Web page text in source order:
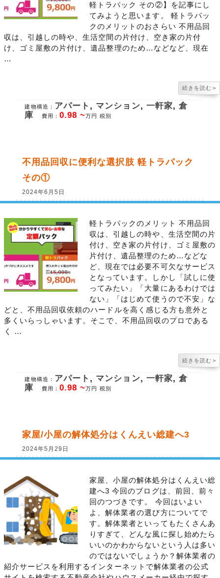
軽トラパック その②】を記事にし
てみようと思います。 軽トラパッ
クのメリットのおさらい 不用品回
収は、引越しの時や、生活空間の片付け、空き家の片付
け、ゴミ屋敷の片付け、遺品整理のため…などなど、現在
…
続きを読む >
建物構造： アパート , マンション, 一軒家,倉
庫
費用： 0.98 ~万円 税別
不用品回収に便利な選択肢 軽トラパック
その①
2024年6月5日
軽トラパックのメリット 不用品回
収は、引越しの時や、生活空間の片
付け、空き家の片付け、ゴミ屋敷の
片付け、遺品整理のため…などな
ど、現在では必要不可欠なサービス
となっています。しかし「試しに使
ってみたい」「大量にあるわけでは
ない」「はじめて使うので不安」な
どと、不用品回収依頼のハードルを高く感じる方も意外と
多くいらっしゃいます。そこで、不用品回収のプロである
く …
続きを読む >
建物構造： アパート , マンション, 一軒家,倉
庫
費用： 0.98 ~万円 税別
家屋/小屋の解体処分はくんえい総建へ3
2024年5月29日
家屋、小屋の解体処分はくんえい総
建へ3 今回のブログは、前回、前々
回のつづきです。 今回はいよい
よ、解体業者の選び方についてで
す。解体業者といってもたくさんあ
りすぎて、どんな風に探し始めたら
いいのかわからないという人は多い
のではないでしょうか？解体業者の
紹介サービスを利用するインターネットで解体業者の公式